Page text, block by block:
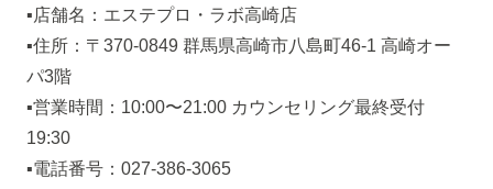
▪️店舗名：エステプロ・ラボ高崎店
▪️住所：〒370-0849 群馬県高崎市八島町46-1 高崎オー
パ3階
▪️営業時間：10:00〜21:00 カウンセリング最終受付
19:30
▪️電話番号：027-386-3065